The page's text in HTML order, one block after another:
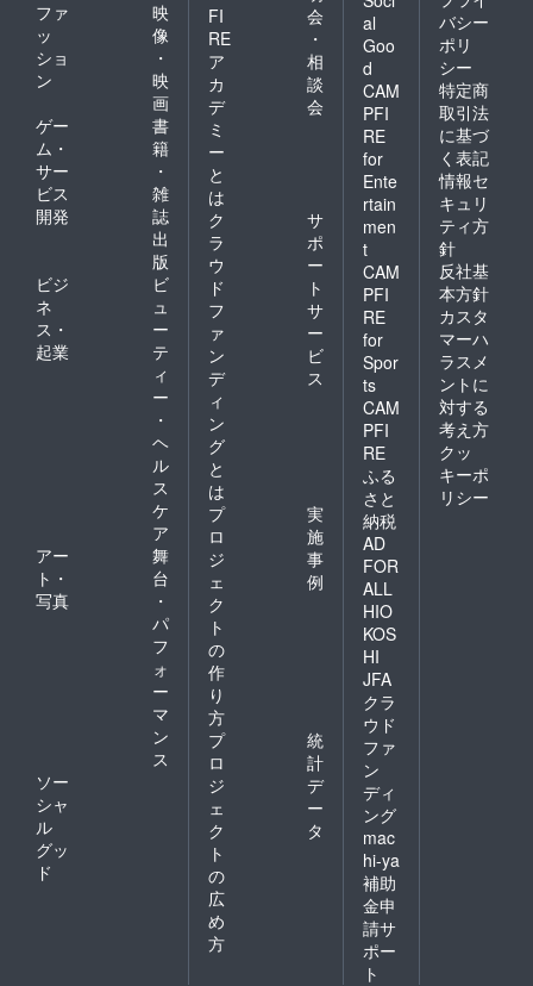
ファ
ッ
ショ
ン
映
像
・
映
画
ゲー
ム・
サー
ビス
開発
書
籍
・
雑
誌
出
版
ビジ
ネ
ス・
起業
ビ
ュ
ー
テ
ィ
ー
・
ヘ
ル
ス
ケ
ア
アー
ト・
写真
舞
台
・
パ
フ
ォ
ー
マ
ン
ス
ソー
シャ
ル
グッ
ド
FI
RE
ア
カ
デ
ミ
ー
と
は
会
・
相
談
会
ク
ラ
ウ
ド
フ
ァ
ン
デ
ィ
ン
グ
と
は
サ
ポ
ー
ト
サ
ー
ビ
ス
プ
ロ
ジ
ェ
ク
ト
の
作
り
方
実
施
事
例
プ
ロ
ジ
ェ
ク
ト
の
広
め
方
統
計
デ
ー
タ
al
Goo
d
CAM
PFI
RE
for
Ente
rtain
men
t
CAM
PFI
RE
for
Spor
ts
CAM
PFI
RE
ふる
さと
納税
AD
FOR
ALL
HIO
KOS
HI
JFA
クラ
ウド
ファ
ン
ディ
ング
mac
hi-ya
補助
金申
請サ
ポー
ト
バシー
ポリ
シー
特定商
取引法
に基づ
く表記
情報セ
キュリ
ティ方
針
反社基
本方針
カスタ
マーハ
ラスメ
ントに
対する
考え方
クッ
キーポ
リシー